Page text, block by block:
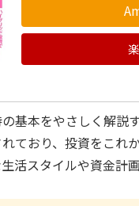
基本をやさしく解説
ており、投資をこれ
活スタイルや資金計